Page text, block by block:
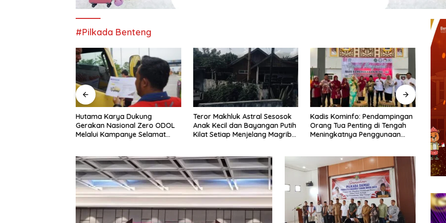
#Pilkada Benteng
Hutama Karya Dukung
Gerakan Nasional Zero ODOL
Melalui Kampanye Selamat
Teror Makhluk Astral Sesosok
Anak Kecil dan Bayangan Putih
Kilat Setiap Menjelang Magrib
Kadis Kominfo: Pendampingan
Orang Tua Penting di Tengah
Meningkatnya Penggunaan